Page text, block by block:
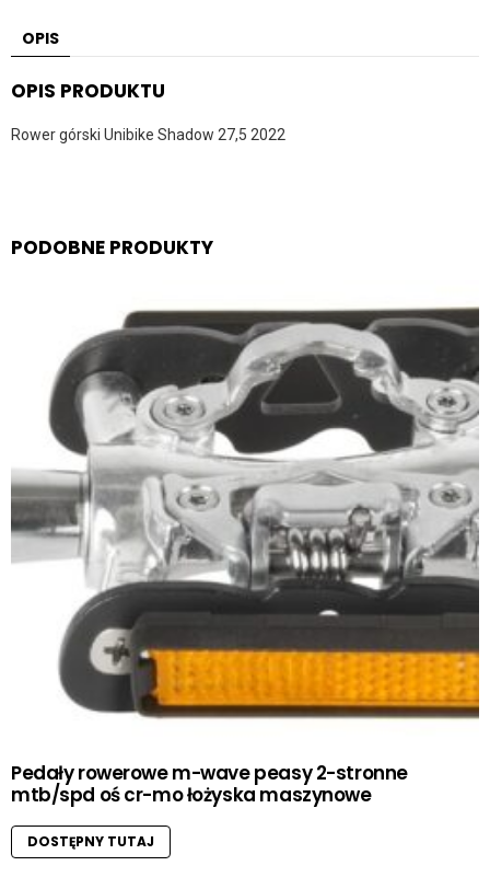
OPIS
OPIS PRODUKTU
Rower górski Unibike Shadow 27,5 2022
PODOBNE PRODUKTY
Pedały rowerowe m-wave peasy 2-stronne
mtb/spd oś cr-mo łożyska maszynowe
DOSTĘPNY TUTAJ